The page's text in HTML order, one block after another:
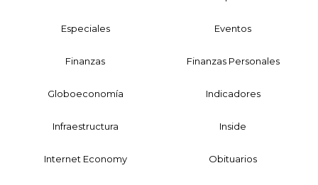
Especiales Eventos
Finanzas Finanzas Personales
Globoeconomía Indicadores
Infraestructura Inside
Internet Economy Obituarios